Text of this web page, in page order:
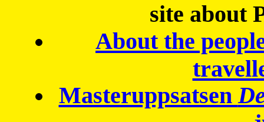
site about
About the
Masteruppsatsen